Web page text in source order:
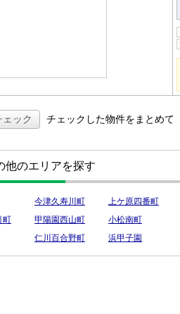
ック チェックした物件をまとめて
他のエリアを探す
今津久寿川町 上ケ原四番町
町
甲陽園西山町 小松南町
仁川百合野町 浜甲子園